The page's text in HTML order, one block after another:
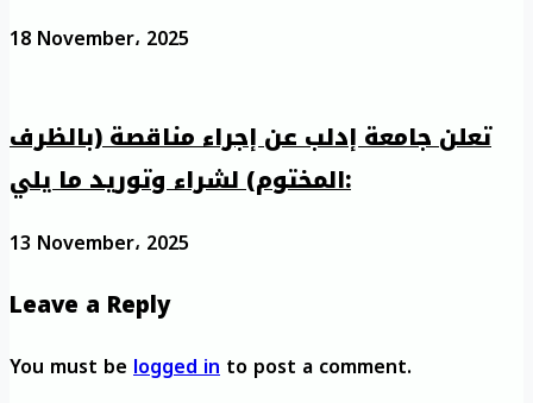
18 November، 2025
تعلن جامعة إدلب عن إجراء مناقصة (بالظرف
المختوم) لشراء وتوريد ما يلي:
13 November، 2025
Leave a Reply
You must belogged into post a comment.